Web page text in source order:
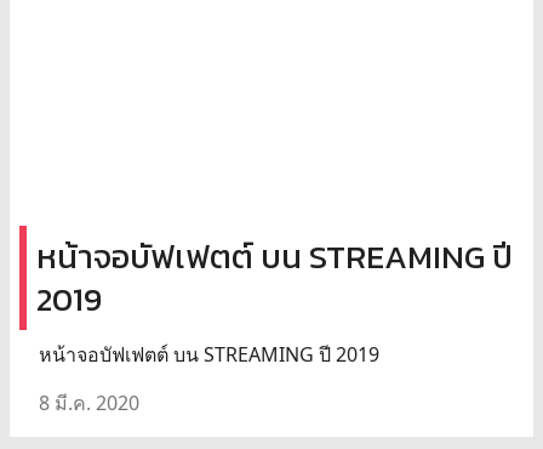
หน้าจอบัฟเฟตต์ บน STREAMING ปี
2019
หน้าจอบัฟเฟตต์ บน STREAMING ปี 2019
8 มี.ค. 2020